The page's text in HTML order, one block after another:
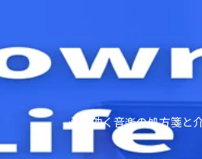
心に効く音楽の処方箋と